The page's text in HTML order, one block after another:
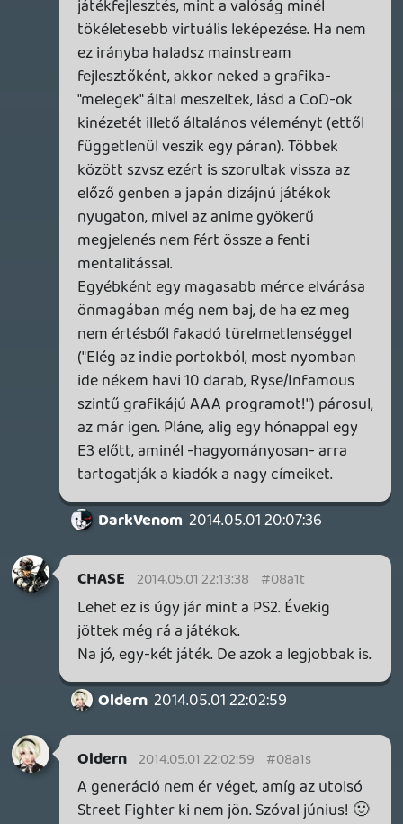
DarkVenom 2014.05.01 20:07:36 #08a1o
Oké, ez is egyfajta komplexus (ez a
második hír, ahol ez az érved), de amúgy:
miért elitizmus elvárni egy magasabb
mércét?
Necroman Mk2 2014.05.01 19:35:38
CHASE 2014.05.01 19:42:51 #08a1n
Inkább csődbe megyek, csak hogy
kielégítsem egy igen szűk kisebbség
véleményét?
Remek taktika!
Necroman Mk2 2014.05.01 19:35:38
Necroman Mk2 2014.05.01 19:35:38 #08a1m
Mert akkor jönnek az elitista gamerek, akik
azt mondják, hogy "2014-ben ez azért
nézhetne ki szebben is".
CHASE 2014.05.01 19:15:48
CHASE 2014.05.01 19:15:48 #08a1l
Én azt nem értem, ha a nagy játék
fejlesztés ennyire probléma, miért nem
lehet megmaradni a PS3-X360
fejlesztéseknél?
Illetve értem, nem fognak mindenből két
verziót csinálni, de akkor ismételten, miért
volt szükség PS4-re és XBone-ra, ha nem
használják ki teljes mértékben?
Tényleg ennyire fontos a PC megütése?
Mindent alárendelnek ennek a célnak,
hogy a konzolok ne maradjanak le
teljesítmény terén?
liquid 2014.05.01 19:14:54
nagyon bír információértékkel. 🙂